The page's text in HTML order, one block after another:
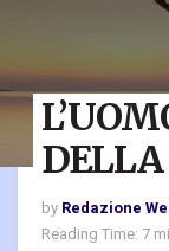
by Redazione
Reading Time: 7